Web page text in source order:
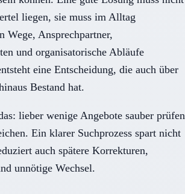
liegen, sie muss im Alltag
Wege, Ansprechpartner,
und organisatorische Abläufe
eine Entscheidung, die auch über
Bestand hat.
lieber wenige Angebote sauber prüfen
Ein klarer Suchprozess spart nicht
auch spätere Korrekturen,
unnötige Wechsel.